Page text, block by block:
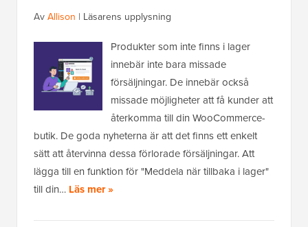
Av Allison | Läsarens upplysning
Produkter som inte finns i lager
innebär inte bara missade
försäljningar. De innebär också
missade möjligheter att få kunder att
återkomma till din WooCommerce-
butik. De goda nyheterna är att det finns ett enkelt
sätt att återvinna dessa förlorade försäljningar. Att
lägga till en funktion för "Meddela när tillbaka i lager"
till din… Läs mer »